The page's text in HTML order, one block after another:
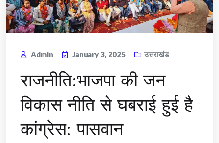
Admin January 3, 2025 उत्तराखंड
राजनीति:भाजपा की जन
विकास नीति से घबराई हुई है
कांग्रेस: पासवान